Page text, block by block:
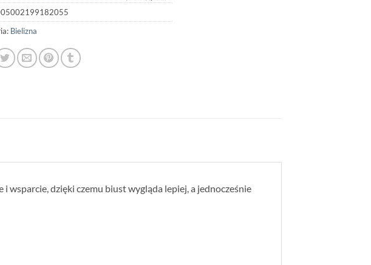
Bielizna
dzięki czemu biust wygląda lepiej, a jednocześnie